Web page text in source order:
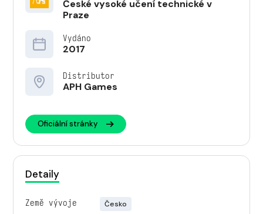
České vysoké učení technické v
Praze
Vydáno
2017
Distributor
APH Games
Oficiální stránky
Detaily
Země vývoje Česko